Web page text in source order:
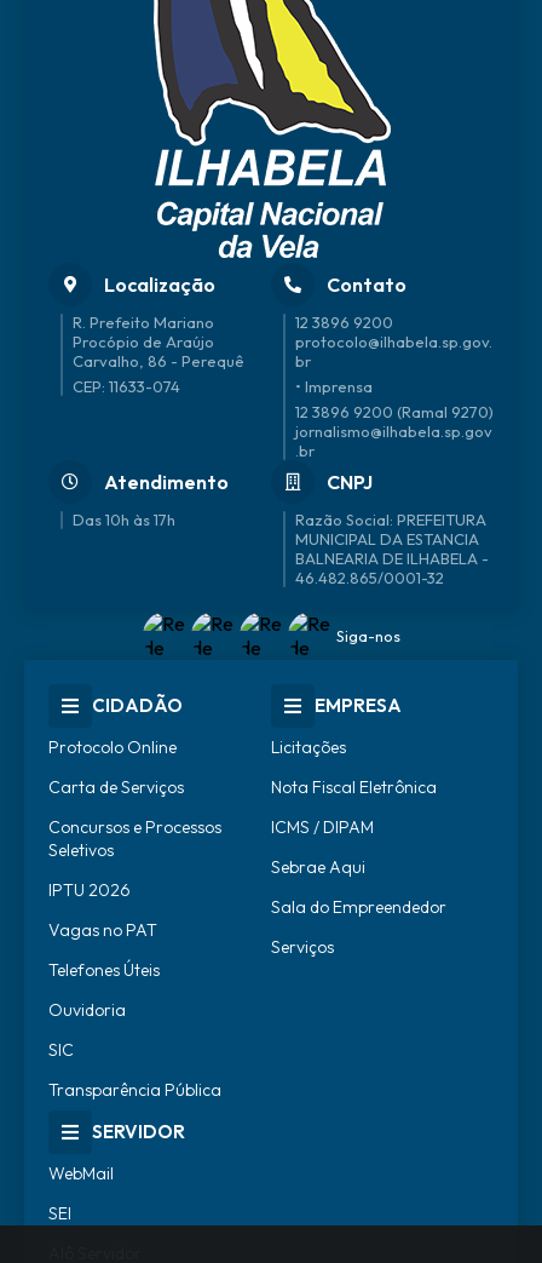
Localização
R. Prefeito Mariano
Procópio de Araújo
Carvalho, 86 - Perequê
CEP: 11633-074
Contato
12 3896 9200
protocolo@ilhabela.sp.gov.
br
• Imprensa
12 3896 9200 (Ramal 9270)
jornalismo@ilhabela.sp.gov
.br
Atendimento
Das 10h às 17h
CNPJ
46.482.865/0001-32
Siga-nos
CIDADÃO
Protocolo Online
Carta de Serviços
Concursos e Processos
Seletivos
IPTU 2026
Vagas no PAT
Telefones Úteis
Ouvidoria
SIC
Transparência Pública
EMPRESA
Licitações
Nota Fiscal Eletrônica
ICMS / DIPAM
Sebrae Aqui
Sala do Empreendedor
Serviços
SERVIDOR
WebMail
SEI